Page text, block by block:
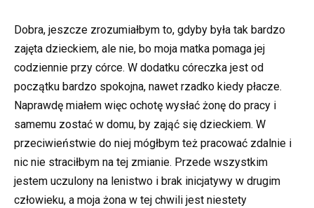
Dobra, jeszcze zrozumiałbym to, gdyby była tak bardzo
zajęta dzieckiem, ale nie, bo moja matka pomaga jej
codziennie przy córce. W dodatku córeczka jest od
początku bardzo spokojna, nawet rzadko kiedy płacze.
Naprawdę miałem więc ochotę wysłać żonę do pracy i
samemu zostać w domu, by zająć się dzieckiem. W
przeciwieństwie do niej mógłbym też pracować zdalnie i
nic nie straciłbym na tej zmianie. Przede wszystkim
jestem uczulony na lenistwo i brak inicjatywy w drugim
człowieku, a moja żona w tej chwili jest niestety